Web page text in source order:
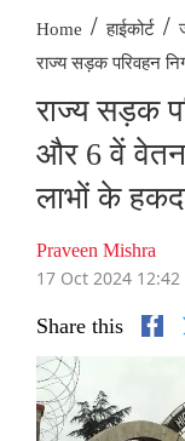
Home / हाईकोर्ट /
राज्य सड़क परिवहन
राज्य सड़क
और 6 वें
लाभों के
Praveen Mishra
17 Oct 2024 12:42
Share this